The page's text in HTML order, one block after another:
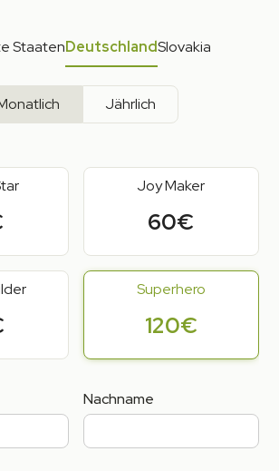
StaatenDeutschlandSlovakia
Jährlich
Joy Maker
60€
Superhero
120€
Nachname